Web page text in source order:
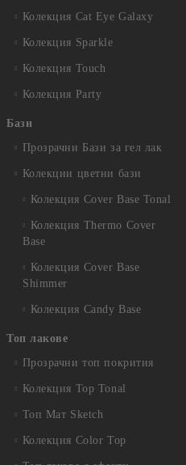
Колекция Cat Eye Galaxy
Колекция Sparkle
Колекция Touch
Колекция Party
Бази
Прозрачни Бази за гел лак
Колекции цветни бази
Колекция Cover Base Tonal
Колекция Thermo Cover
Base
Колекция Cover Base
Shimmer
Колекция Candy Base
Топ лакове
Прозрачни топ покрития
Колекция Top Tonal
Топ Мат Sketch
Колекция Color Top